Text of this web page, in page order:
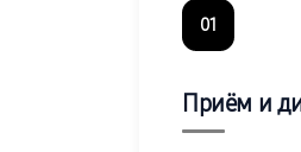
01
Приём и